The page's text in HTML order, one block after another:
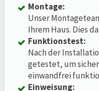
Montage:
Unser
Ihrem Haus. Dies
Funktionstest:
Nach der
getestet, um
einwandfrei
Einweisung: